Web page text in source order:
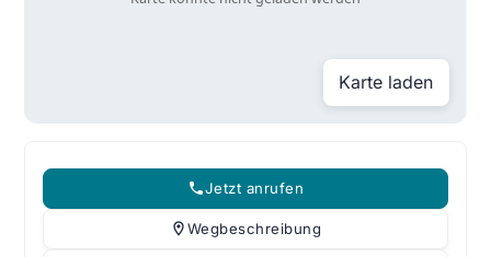
Karte laden
Jetzt anrufen
Wegbeschreibung